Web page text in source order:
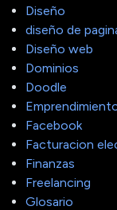
Diseño
diseño de
Diseño web
Dominios
Doodle
Facebook
Facturacion
Finanzas
Freelancing
Glosario